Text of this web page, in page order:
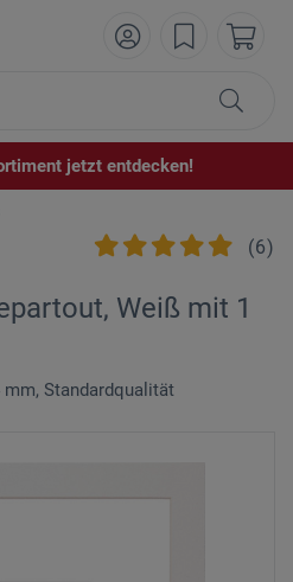
jetzt entdecken!
(6)
Weiß mit 1
Standardqualität